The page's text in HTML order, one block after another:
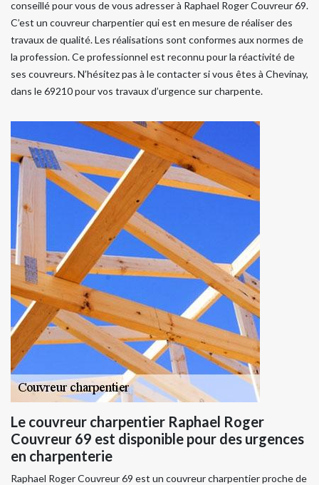
conseillé pour vous de vous adresser à Raphael Roger Couvreur 69.
C’est un couvreur charpentier qui est en mesure de réaliser des
travaux de qualité. Les réalisations sont conformes aux normes de
la profession. Ce professionnel est reconnu pour la réactivité de
ses couvreurs. N’hésitez pas à le contacter si vous êtes à Chevinay,
dans le 69210 pour vos travaux d’urgence sur charpente.
Le couvreur charpentier Raphael Roger
Couvreur 69 est disponible pour des urgences
en charpenterie
Raphael Roger Couvreur 69 est un couvreur charpentier proche de